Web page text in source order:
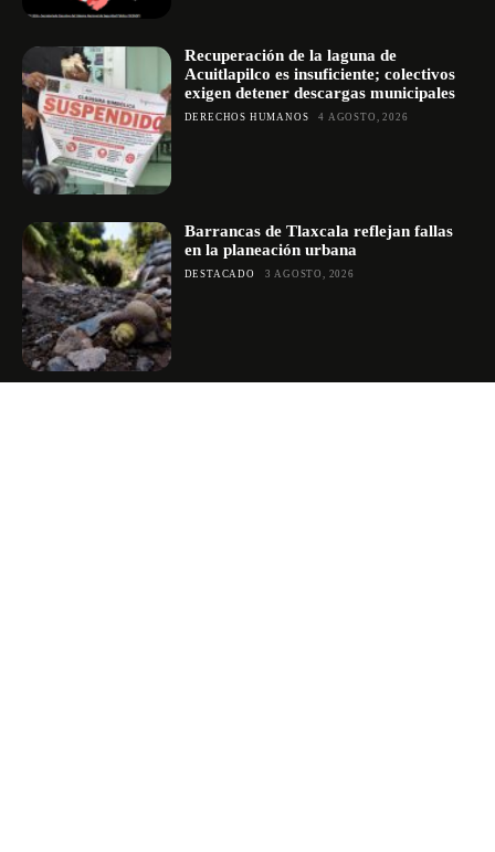
Recuperación de la laguna de
Acuitlapilco es insuficiente; colectivos
exigen detener descargas municipales
DERECHOS HUMANOS 4 AGOSTO, 2026
Barrancas de Tlaxcala reflejan fallas
en la planeación urbana
DESTACADO 3 AGOSTO, 2026